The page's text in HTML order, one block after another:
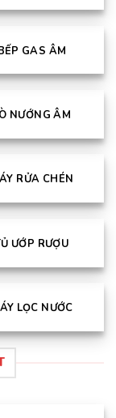
GAS ÂM
NƯỚNG ÂM
RỬA CHÉN
ƯỚP RƯỢU
LỌC NƯỚC